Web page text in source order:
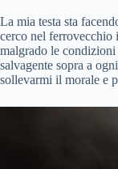
La mia testa sta
cerco nel ferrovecchio
malgrado le
salvagente sopra a
sollevarmi il morale e